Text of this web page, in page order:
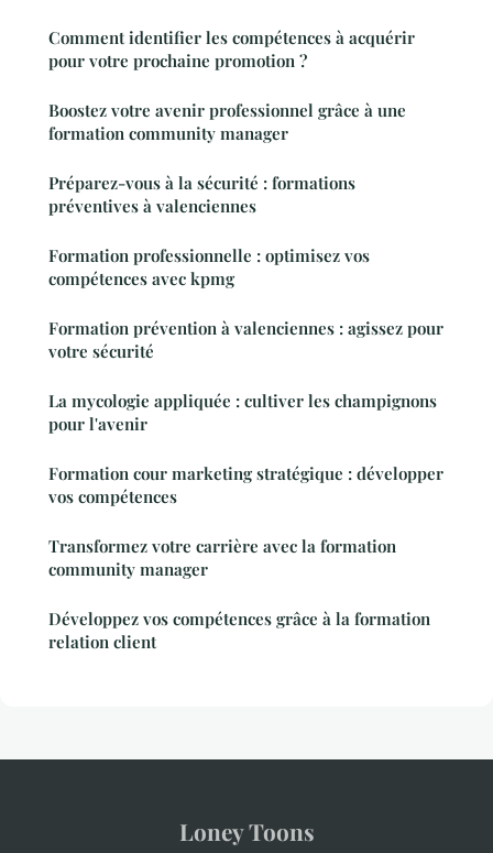
Comment identifier les compétences à acquérir
pour votre prochaine promotion ?
Boostez votre avenir professionnel grâce à une
formation community manager
Préparez-vous à la sécurité : formations
préventives à valenciennes
Formation professionnelle : optimisez vos
compétences avec kpmg
Formation prévention à valenciennes : agissez pour
votre sécurité
La mycologie appliquée : cultiver les champignons
pour l'avenir
Formation cour marketing stratégique : développer
vos compétences
Transformez votre carrière avec la formation
community manager
Développez vos compétences grâce à la formation
relation client
Loney Toons